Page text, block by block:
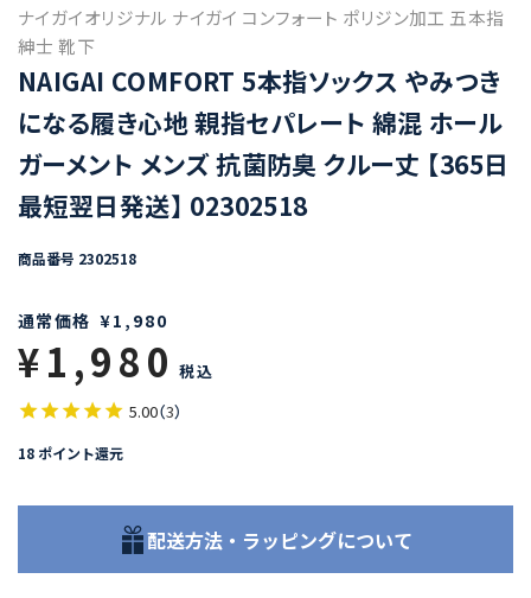
ナイガイオリジナル ナイガイ コンフォート ポリジン加工 五本指
紳士 靴下
NAIGAI COMFORT 5本指ソックス やみつき
になる履き心地 親指セパレート 綿混 ホール
ガーメント メンズ 抗菌防臭 クルー丈 【365日
最短翌日発送】 02302518
商品番号 2302518
通常価格 ¥1,980
¥1,980 税込
5.00（3）
18 ポイント還元
配送方法・ラッピングについて